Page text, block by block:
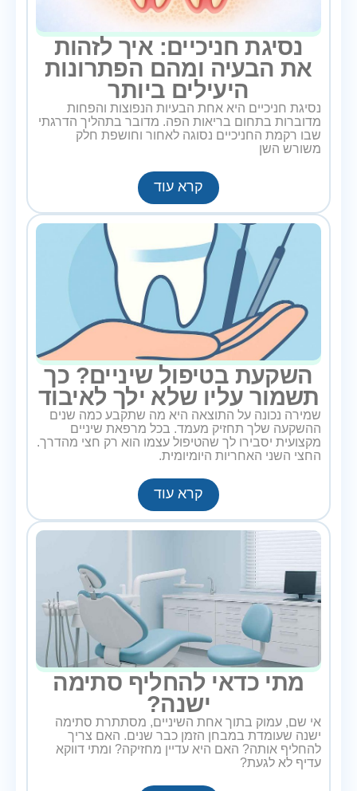
נסיגת חניכיים: איך לזהות
את הבעיה ומהם הפתרונות
היעילים ביותר
נסיגת חניכיים היא אחת הבעיות הנפוצות והפחות
מדוברות בתחום בריאות הפה. מדובר בתהליך הדרגתי
שבו רקמת החניכיים נסוגה לאחור וחושפת חלק
משורש השן
קרא עוד
השקעת בטיפול שיניים? כך
תשמור עליו שלא ילך לאיבוד
שמירה נכונה על התוצאה היא מה שתקבע כמה שנים
ההשקעה שלך תחזיק מעמד. בכל מרפאת שיניים
מקצועית יסבירו לך שהטיפול עצמו הוא רק חצי מהדרך.
החצי השני האחריות היומיומית.
קרא עוד
מתי כדאי להחליף סתימה
ישנה?
אי שם, עמוק בתוך אחת השיניים, מסתתרת סתימה
ישנה שעומדת במבחן הזמן כבר שנים. האם צריך
להחליף אותה? האם היא עדיין מחזיקה? ומתי דווקא
עדיף לא לגעת?